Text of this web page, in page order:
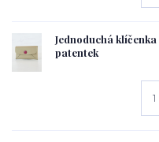
Jednoduchá
patentek